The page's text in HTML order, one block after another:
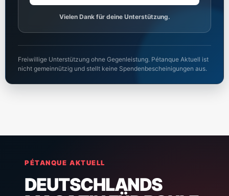
Vielen Dank für deine Unterstützung.
Freiwillige Unterstützung ohne Gegenleistung. Pétanque Aktuell ist
nicht gemeinnützig und stellt keine Spendenbescheinigungen aus.
PÉTANQUE AKTUELL
DEUTSCHLANDS